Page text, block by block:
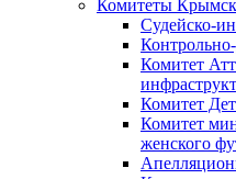
Комитеты
Судейско-
Комитет
Комитет
Комитет
женского